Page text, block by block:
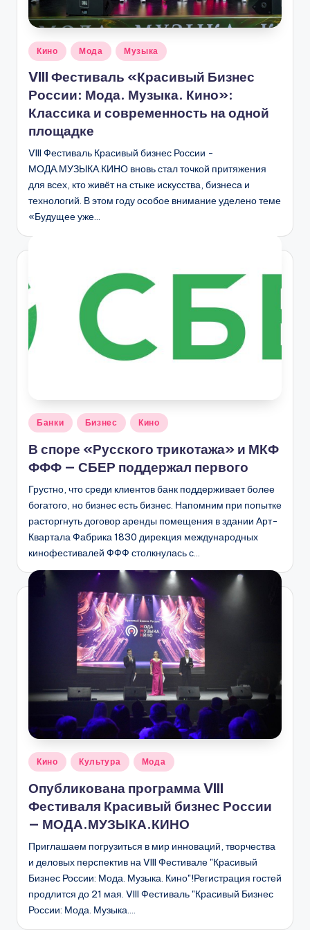
Опубликовано
Кино Мода Музыка
VIII Фестиваль «Красивый Бизнес
России: Мода. Музыка. Кино»:
Классика и современность на одной
площадке
VIII Фестиваль Красивый бизнес России -
МОДА.МУЗЫКА.КИНО вновь стал точкой притяжения
для всех, кто живёт на стыке искусства, бизнеса и
технологий. В этом году особое внимание уделено теме
«Будущее уже…
Опубликовано
Банки Бизнес Кино
В споре «Русского трикотажа» и МКФ
ФФФ — СБЕР поддержал первого
Грустно, что среди клиентов банк поддерживает более
богатого, но бизнес есть бизнес. Напомним при попытке
расторгнуть договор аренды помещения в здании Арт-
Квартала Фабрика 1830 дирекция международных
кинофестивалей ФФФ столкнулась с…
Опубликовано
Кино Культура Мода
Опубликована программа VIII
Фестиваля Красивый бизнес России
— МОДА.МУЗЫКА.КИНО
Приглашаем погрузиться в мир инноваций, творчества
и деловых перспектив на VIII Фестивале "Красивый
Бизнес России: Мода. Музыка. Кино"!Регистрация гостей
продлится до 21 мая. VIII Фестиваль "Красивый Бизнес
России: Мода. Музыка.…